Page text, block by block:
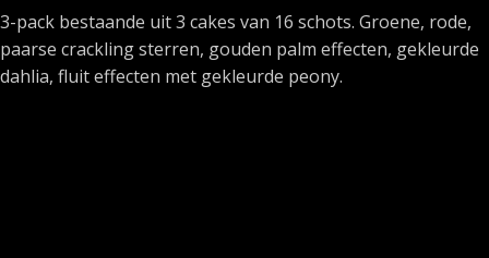
3-pack bestaande uit 3 cakes van 16 schots. Groene, rode,
paarse crackling sterren, gouden palm effecten, gekleurde
dahlia, fluit effecten met gekleurde peony.